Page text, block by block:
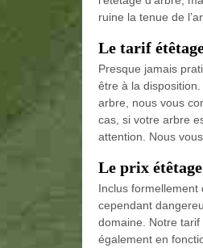
ruine la tenue de
Le tarif
Presque jamais
être à la
arbre, nous vous
cas, si votre arbre
attention. Nous
Le prix
Inclus formellement
cependant
domaine. Notre
également en